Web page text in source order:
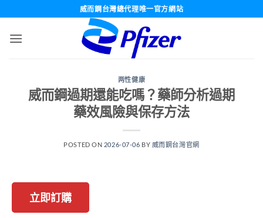
威而鋼台灣總代理唯一官方網站
两性健康
威而鋼過期還能吃嗎？藥師分析過期
藥效風險與保存方法
POSTED ON 2026-07-06 BY 威而鋼台灣官網
立即訂購